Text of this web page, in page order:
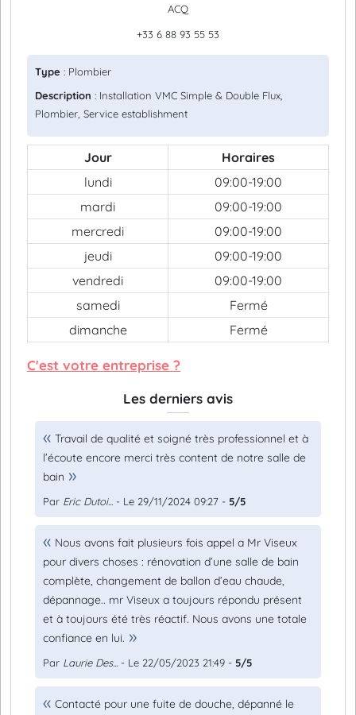
ACQ
+33 6 88 93 55 53
Type : Plombier
Description : Installation VMC Simple & Double Flux,
Plombier, Service establishment
Jour
Horaires
lundi
09:00-19:00
mardi
09:00-19:00
mercredi
09:00-19:00
jeudi
09:00-19:00
vendredi
09:00-19:00
samedi
Fermé
dimanche
Fermé
C'est votre entreprise ?
Les derniers avis
Travail de qualité et soigné très professionnel et à
l’écoute encore merci très content de notre salle de
bain
Par Eric Dutoi... - Le 29/11/2024 09:27 - 5/5
Nous avons fait plusieurs fois appel a Mr Viseux
pour divers choses : rénovation d’une salle de bain
complète, changement de ballon d’eau chaude,
dépannage.. mr Viseux a toujours répondu présent
et à toujours été très réactif. Nous avons une totale
confiance en lui.
Par Laurie Des... - Le 22/05/2023 21:49 - 5/5
Contacté pour une fuite de douche, dépanné le